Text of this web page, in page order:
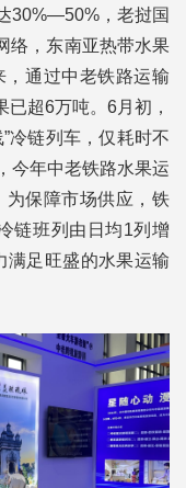
30%—50%，老挝国
络，东南亚热带水果
，通过中老铁路运输
超6万吨。6月初，
冷链列车，仅耗时不
今年中老铁路水果运
为保障市场供应，铁
链班列由日均1列增
满足旺盛的水果运输